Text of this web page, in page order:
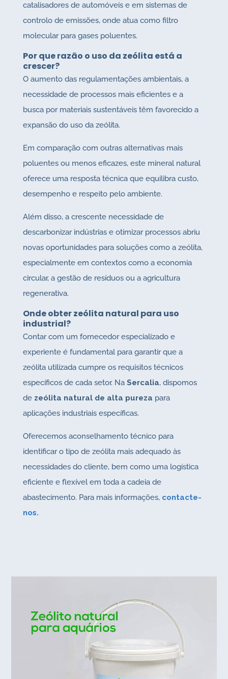
catalisadores de automóveis e em sistemas de
controlo de emissões, onde atua como filtro
molecular para gases poluentes.
Por que razão o uso da zeólita está a
crescer?
O aumento das regulamentações ambientais, a
necessidade de processos mais eficientes e a
busca por materiais sustentáveis têm favorecido a
expansão do uso da zeólita.
Em comparação com outras alternativas mais
poluentes ou menos eficazes, este mineral natural
oferece uma resposta técnica que equilibra custo,
desempenho e respeito pelo ambiente.
Além disso, a crescente necessidade de
descarbonizar indústrias e otimizar processos abriu
novas oportunidades para soluções como a zeólita,
especialmente em contextos como a economia
circular, a gestão de resíduos ou a agricultura
regenerativa.
Onde obter zeólita natural para uso
industrial?
Contar com um fornecedor especializado e
experiente é fundamental para garantir que a
zeólita utilizada cumpre os requisitos técnicos
específicos de cada setor. Na Sercalia, dispomos
de zeólita natural de alta pureza para
aplicações industriais específicas.
Oferecemos aconselhamento técnico para
identificar o tipo de zeólita mais adequado às
necessidades do cliente, bem como uma logística
eficiente e flexível em toda a cadeia de
abastecimento. Para mais informações, contacte-
nos.